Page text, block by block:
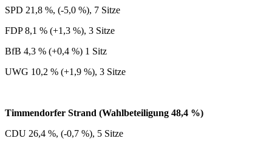
SPD 21,8 %, (-5,0 %), 7 Sitze
FDP 8,1 % (+1,3 %), 3 Sitze
BfB 4,3 % (+0,4 %) 1 Sitz
UWG 10,2 % (+1,9 %), 3 Sitze
Timmendorfer Strand (Wahlbeteiligung 48,4 %)
CDU 26,4 %, (-0,7 %), 5 Sitze